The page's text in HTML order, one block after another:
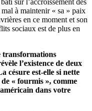
sur l’accroissement des
à maintenir « sa » paix
en ce moment et son
sociaux est de plus en
transformations
l’existence de deux
césure est-elle si nette
« fourmis », comme
dans votre